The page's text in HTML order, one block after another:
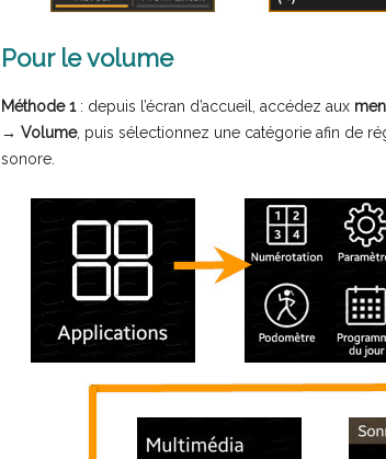
Pour le volume
Méthode 1: depuis l’écran d’accueil, accédez aux
→ Volume, puis sélectionnez une catégorie afin de
sonore.